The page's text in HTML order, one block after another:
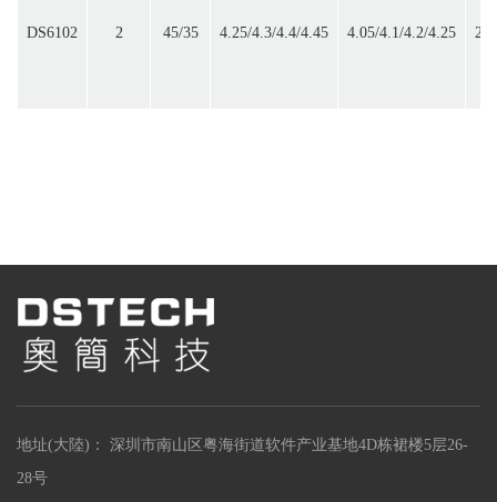
DS6102 2 45/35 4.25/4.3/4.4/4.45 4.05/4.1/4.2/4.25
地址(大陸)： 深圳市南山区粤海街道软件产业基地4D栋裙楼5层26-
28号